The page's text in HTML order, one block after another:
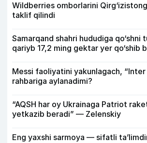
Wildberries omborlarini
taklif qilindi
Samarqand shahri hududiga qo‘shni
qariyb 17,2 ming gektar yer qo‘shib
Messi faoliyatini yakunlagach, “Inter
rahbariga aylanadimi?
“AQSH har oy Ukrainaga Patriot
yetkazib beradi” — Zelenskiy
Eng yaxshi sarmoya — sifatli